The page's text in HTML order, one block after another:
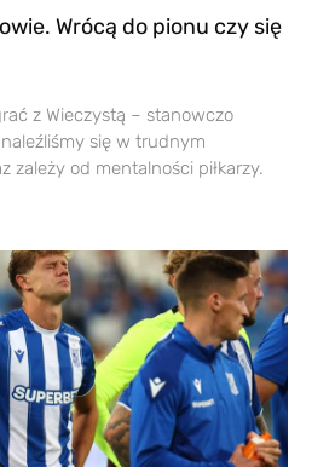
Wrócą do pionu czy się
z Wieczystą – stanowczo
się w trudnym
zależy od mentalności piłkarzy.